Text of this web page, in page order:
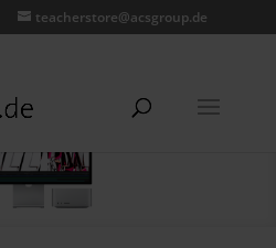
teacherstore@acsgroup.de